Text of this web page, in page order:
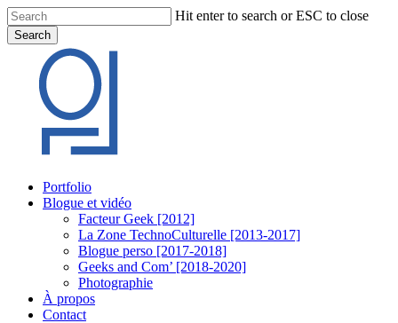
Skip
to
main
content
Hit enter to search or ESC to close
Search
Search
Menu
Portfolio
Blogue et vidéo
Facteur Geek [2012]
La Zone TechnoCulturelle [2013-2017]
Blogue perso [2017-2018]
Geeks and Com’ [2018-2020]
Photographie
À propos
Contact